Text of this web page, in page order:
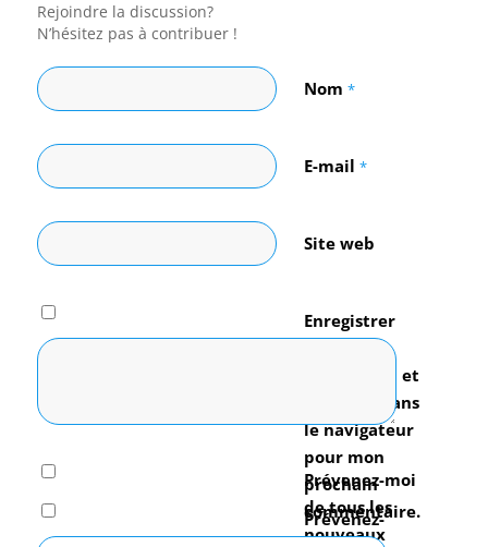
Rejoindre la discussion?
N’hésitez pas à contribuer !
Nom *
E-mail *
Site web
Enregistrer
mon nom,
mon e-mail et
mon site dans
le navigateur
pour mon
prochain
commentaire.
Prévenez-moi
de tous les
nouveaux
Prévenez-